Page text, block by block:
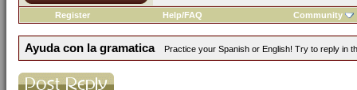
Register Help/FAQ Community
Ayuda con la gramatica Practice your Spanish or English! Try to reply in